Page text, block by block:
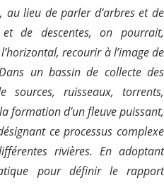
au lieu de parler d’arbres et de
de descentes, on pourrait,
recourir à l’image de
un bassin de collecte des
sources, ruisseaux, torrents,
formation d’un fleuve puissant,
ce processus complexe
rivières. En adoptant
pour définir le rapport